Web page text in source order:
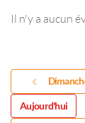
Il n'y a aucun
Aujourd'hui